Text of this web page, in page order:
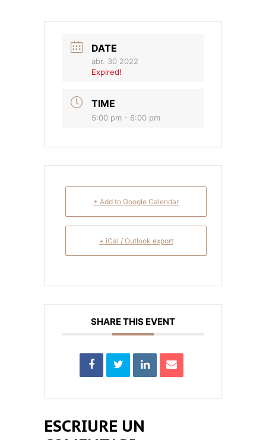
DATE
abr. 30 2022
Expired!
TIME
5:00 pm - 6:00 pm
+ Add to Google Calendar
+ iCal / Outlook export
SHARE THIS EVENT
ESCRIURE UN